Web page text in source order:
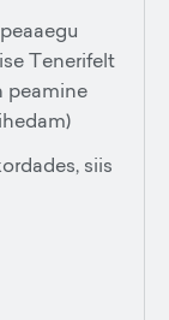
Tenerifelt
peamine
siis